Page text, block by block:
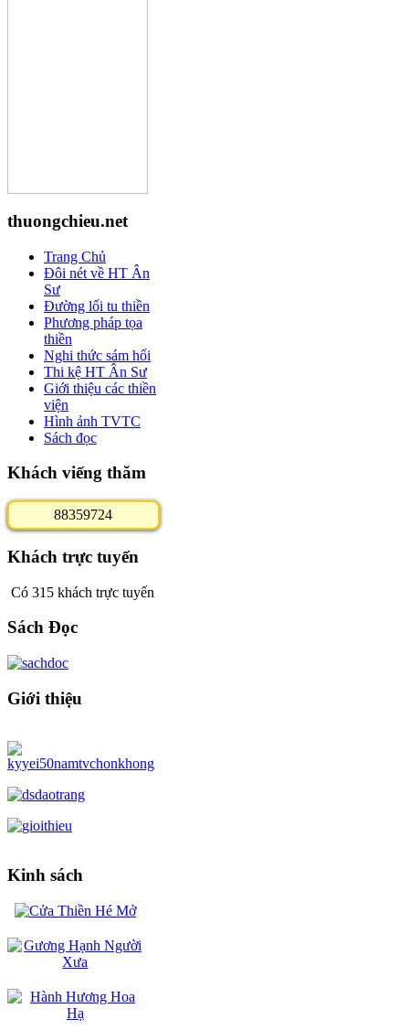
thuongchieu.net
Trang Chủ
Đôi nét về HT Ân
Sư
Đường lối tu thiền
Phương pháp tọa
thiền
Nghi thức sám hối
Thi kệ HT Ân Sư
Giới thiệu các thiền
viện
Hình ảnh TVTC
Sách đọc
Khách viếng thăm
88359724
Khách trực tuyến
Có 315 khách trực tuyến
Sách Đọc
Giới thiệu
Kinh sách